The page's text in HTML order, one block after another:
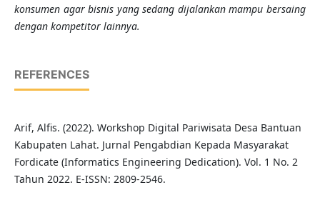
konsumen agar bisnis yang sedang dijalankan mampu bersaing
dengan kompetitor lainnya.
REFERENCES
Arif, Alfis. (2022). Workshop Digital Pariwisata Desa Bantuan
Kabupaten Lahat. Jurnal Pengabdian Kepada Masyarakat
Fordicate (Informatics Engineering Dedication). Vol. 1 No. 2
Tahun 2022. E-ISSN: 2809-2546.